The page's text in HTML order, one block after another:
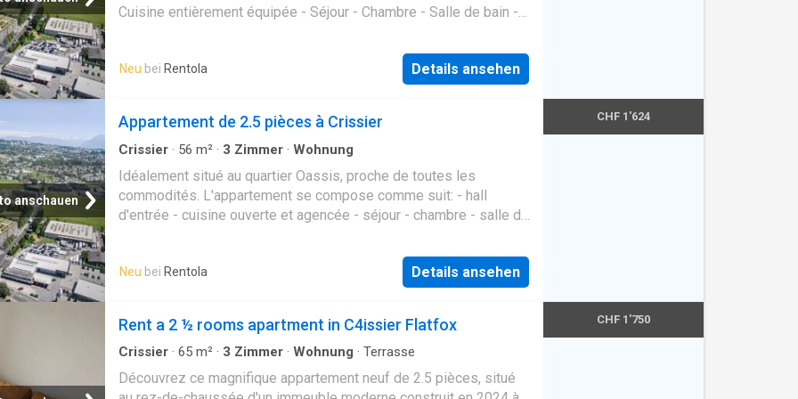
Cuisine entièrement équipée - Séjour - Chambre - Salle de bain -
disponible. Votre garantie de loyer sans dépôt bancaire
Appartement Appartement Appartement Appartement Chambrette
Neu bei Rentola Details ansehen
anschauen
Appartement de 2.5 pièces à Crissier
Crissier · 56 m² · 3 Zimmer · Wohnung
Idéalement situé au quartier Oassis, proche de toutes les
commodités. L'appartement se compose comme suit: - hall
d'entrée - cuisine ouverte et agencée - séjour - chambre - salle de
Appartement Appartement Appartement Appartement
Neu bei Rentola Details ansehen
CHF 1'624
Rent a 2 ½ rooms apartment in C4issier Flatfox
Crissier · 65 m² · 3 Zimmer · Wohnung · Terrasse
Découvrez ce magnifique appartement neuf de 2.5 pièces, situé
CHF 1'750